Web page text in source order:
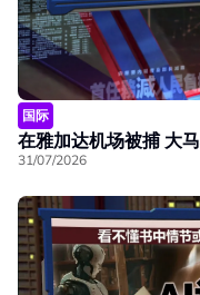
国际
在雅加达机场被捕 大
31/07/2026